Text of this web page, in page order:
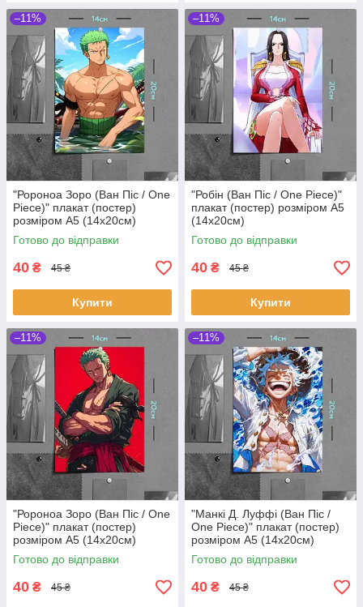
–11%
"Ророноа Зоро (Ван Піс / One
Piece)" плакат (постер)
розміром А5 (14х20см)
Готово до відправки
40 ₴ 45 ₴
Купити
–11%
"Робін (Ван Піс / One Piece)"
плакат (постер) розміром А5
(14х20см)
Готово до відправки
40 ₴ 45 ₴
Купити
–11%
"Ророноа Зоро (Ван Піс / One
Piece)" плакат (постер)
розміром А5 (14х20см)
Готово до відправки
40 ₴ 45 ₴
–11%
"Манкі Д. Луффі (Ван Піс /
One Piece)" плакат (постер)
розміром А5 (14х20см)
Готово до відправки
40 ₴ 45 ₴